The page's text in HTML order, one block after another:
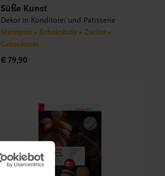
Süße Kunst
Dekor in Konditorei und Patisserie
Marzipan • Schokolade • Zucker •
Gebackenes
€ 79,90